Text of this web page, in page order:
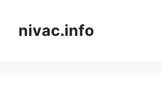
contentnivac.info